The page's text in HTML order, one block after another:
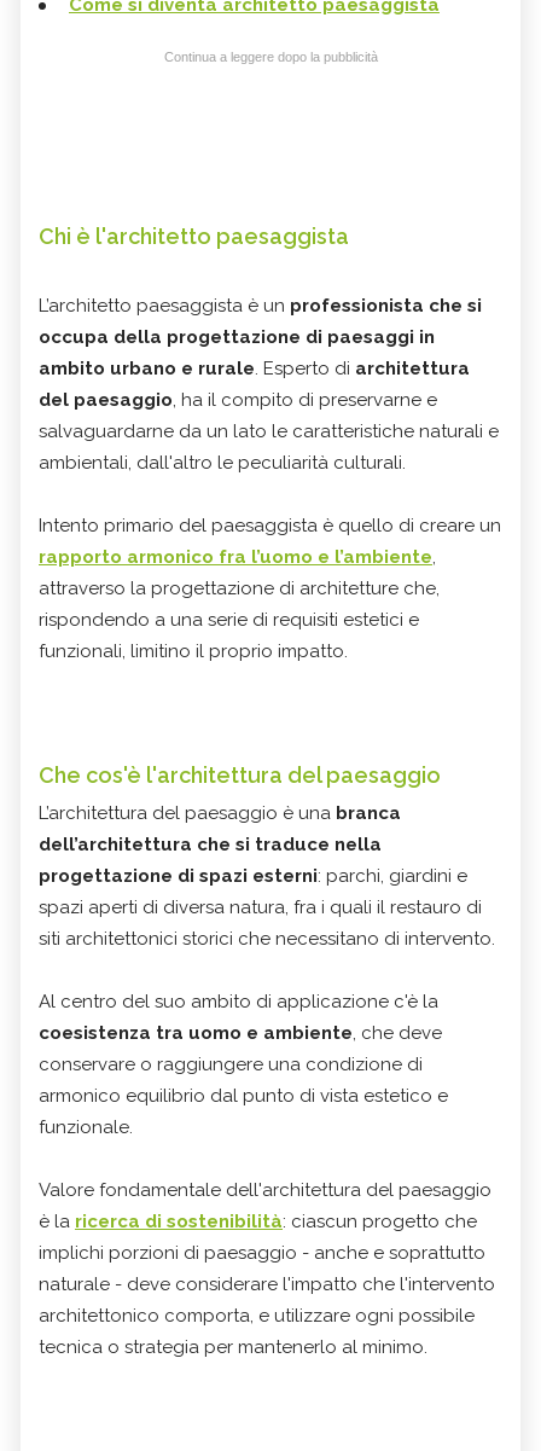
Come si diventa architetto paesaggista
Continua a leggere dopo la pubblicità
Chi è l'architetto paesaggista
L’architetto paesaggista è un professionista che si
occupa della progettazione di paesaggi in
ambito urbano e rurale. Esperto di architettura
del paesaggio, ha il compito di preservarne e
salvaguardarne da un lato le caratteristiche naturali e
ambientali, dall'altro le peculiarità culturali.
Intento primario del paesaggista è quello di creare un
rapporto armonico fra l’uomo e l’ambiente,
attraverso la progettazione di architetture che,
rispondendo a una serie di requisiti estetici e
funzionali, limitino il proprio impatto.
Che cos'è l'architettura del paesaggio
L’architettura del paesaggio è una branca
dell’architettura che si traduce nella
progettazione di spazi esterni: parchi, giardini e
spazi aperti di diversa natura, fra i quali il restauro di
siti architettonici storici che necessitano di intervento.
Al centro del suo ambito di applicazione c'è la
coesistenza tra uomo e ambiente, che deve
conservare o raggiungere una condizione di
armonico equilibrio dal punto di vista estetico e
funzionale.
Valore fondamentale dell'architettura del paesaggio
è la ricerca di sostenibilità: ciascun progetto che
implichi porzioni di paesaggio - anche e soprattutto
naturale - deve considerare l'impatto che l'intervento
architettonico comporta, e utilizzare ogni possibile
tecnica o strategia per mantenerlo al minimo.